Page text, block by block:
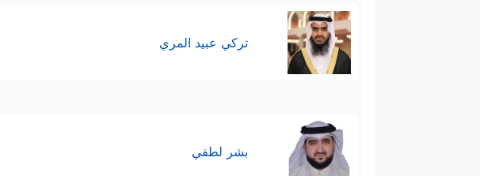
تركي عبيد المري
بشر لطفي